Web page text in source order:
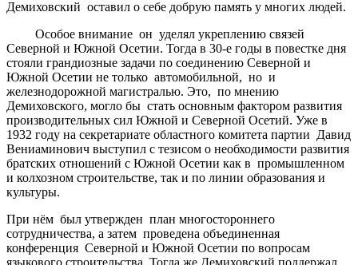
Демиховский оставил о себе добрую память у многих людей.
Особое внимание он уделял укреплению связей
Северной и Южной Осетии. Тогда в 30-е годы в повестке дня
стояли грандиозные задачи по соединению Северной и
Южной Осетии не только автомобильной, но и
железнодорожной магистралью. Это, по мнению
Демиховского, могло бы стать основным фактором развития
производительных сил Южной и Северной Осетий. Уже в
1932 году на секретариате областного комитета партии Давид
Вениаминович выступил с тезисом о необходимости развития
братских отношений с Южной Осетии как в промышленном
и колхозном строительстве, так и по линии образования и
культуры.
При нём был утвержден план многостороннего
сотрудничества, а затем проведена объединенная
конференция Северной и Южной Осетии по вопросам
языкового строительства. Тогда же Демиховский поддержал